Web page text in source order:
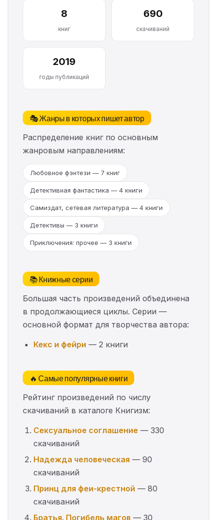
8
книг
690
скачиваний
2019
годы публикаций
🎭 Жанры в которых пишет автор
Распределение книг по основным
жанровым направлениям:
Любовное фэнтези — 7 книг
Детективная фантастика — 4 книги
Самиздат, сетевая литература — 4 книги
Детективы — 3 книги
Приключения: прочее — 3 книги
📚 Книжные серии
Большая часть произведений объединена
в продолжающиеся циклы. Серии —
основной формат для творчества автора:
Кекс и фейри — 2 книги
🔥 Самые популярные книги
Рейтинг произведений по числу
скачиваний в каталоге Книгизм:
Сексуальное соглашение — 330
скачиваний
Надежда человеческая — 90
скачиваний
Принц для феи-крестной — 80
скачиваний
Братья. Погибель магов — 30